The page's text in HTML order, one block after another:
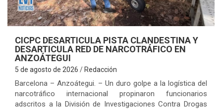
CICPC DESARTICULA PISTA CLANDESTINA Y
DESARTICULA RED DE NARCOTRÁFICO EN
ANZOÁTEGUI
5 de agosto de 2026 Redacción
Barcelona – Anzoátegui. – Un duro golpe a la logística del
narcotráfico internacional propinaron funcionarios
adscritos a la División de Investigaciones Contra Drogas